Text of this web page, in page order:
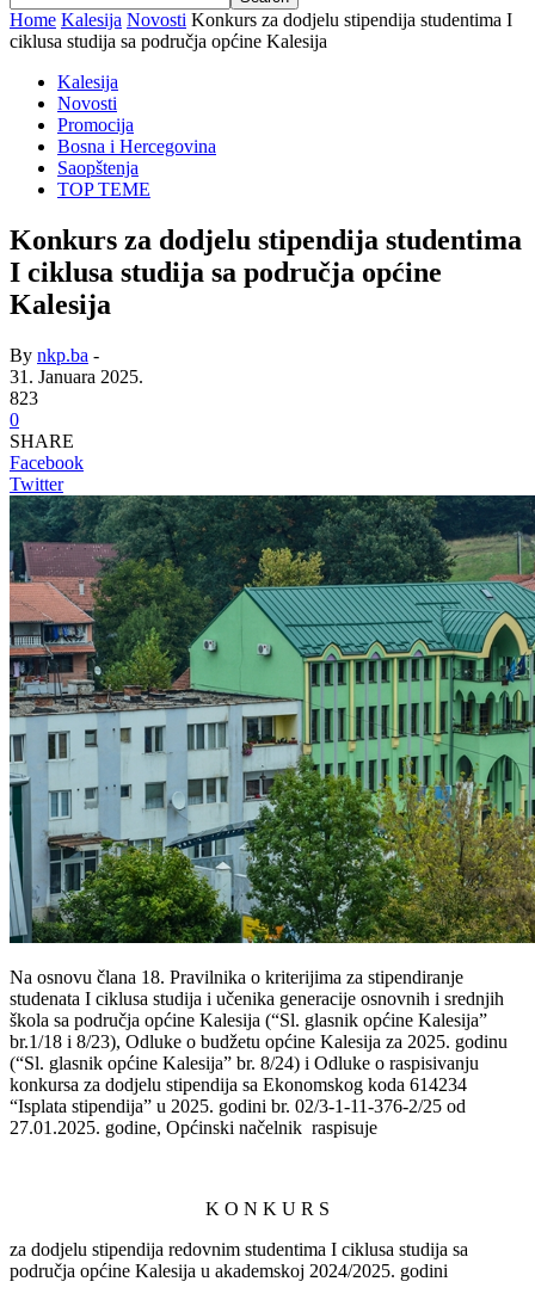
Home Kalesija Novosti Konkurs za dodjelu stipendija studentima I
ciklusa studija sa područja općine Kalesija
Kalesija
Novosti
Promocija
Bosna i Hercegovina
Saopštenja
TOP TEME
Konkurs za dodjelu stipendija studentima
I ciklusa studija sa područja općine
Kalesija
By nkp.ba -
31. Januara 2025.
823
0
SHARE
Facebook
Twitter
Na osnovu člana 18. Pravilnika o kriterijima za stipendiranje
studenata I ciklusa studija i učenika generacije osnovnih i srednjih
škola sa područja općine Kalesija (“Sl. glasnik općine Kalesija”
br.1/18 i 8/23), Odluke o budžetu općine Kalesija za 2025. godinu
(“Sl. glasnik općine Kalesija” br. 8/24) i Odluke o raspisivanju
konkursa za dodjelu stipendija sa Ekonomskog koda 614234
“Isplata stipendija” u 2025. godini br. 02/3-1-11-376-2/25 od
27.01.2025. godine, Općinski načelnik raspisuje
K O N K U R S
za dodjelu stipendija redovnim studentima I ciklusa studija sa
područja općine Kalesija u akademskoj 2024/2025. godini